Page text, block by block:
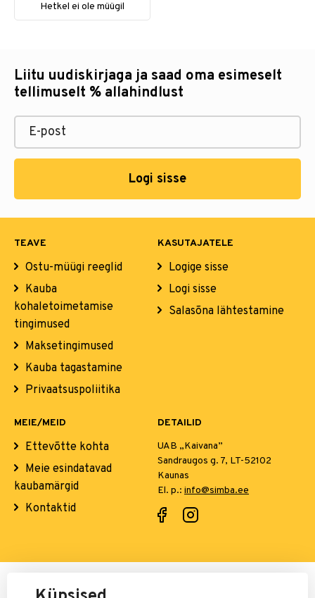
Hetkel ei ole müügil
Liitu uudiskirjaga ja saad oma esimeselt
tellimuselt % allahindlust
Logi sisse
TEAVE
Ostu-müügi reeglid
Kauba
kohaletoimetamise
tingimused
Maksetingimused
Kauba tagastamine
Privaatsuspoliitika
KASUTAJATELE
Logige sisse
Logi sisse
Salasõna lähtestamine
MEIE/MEID
Ettevõtte kohta
Meie esindatavad
kaubamärgid
Kontaktid
DETAILID
UAB „Kaivana”
Sandraugos g. 7, LT-52102
Kaunas
El. p.: info@simba.ee
Maksete eest vastutab: